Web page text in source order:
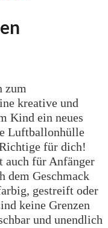
zum
kreative und
Kind ein neues
Luftballonhülle
für dich!
auch für Anfänger
dem Geschmack
gestreift oder
keine Grenzen
und unendlich